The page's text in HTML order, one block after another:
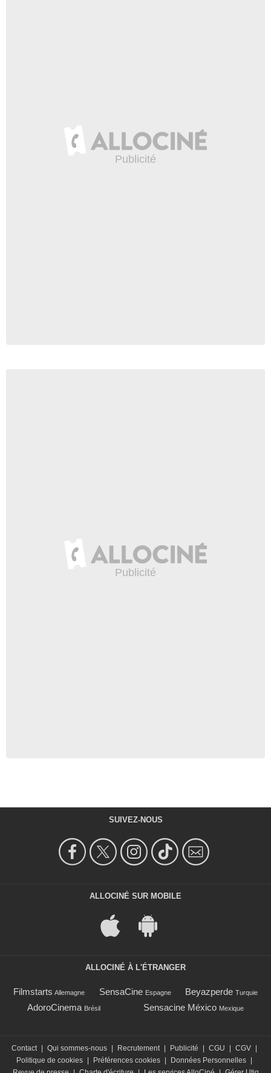
SUIVEZ-NOUS
ALLOCINÉ SUR MOBILE
ALLOCINÉ À L'ÉTRANGER
Filmstarts Allemagne SensaCine Espagne Beyazperde Turquie
AdoroCinema Brésil Sensacine México Mexique
Contact | Qui sommes-nous | Recrutement | Publicité | CGU | CGV |
Politique de cookies | Préférences cookies | Données Personnelles |